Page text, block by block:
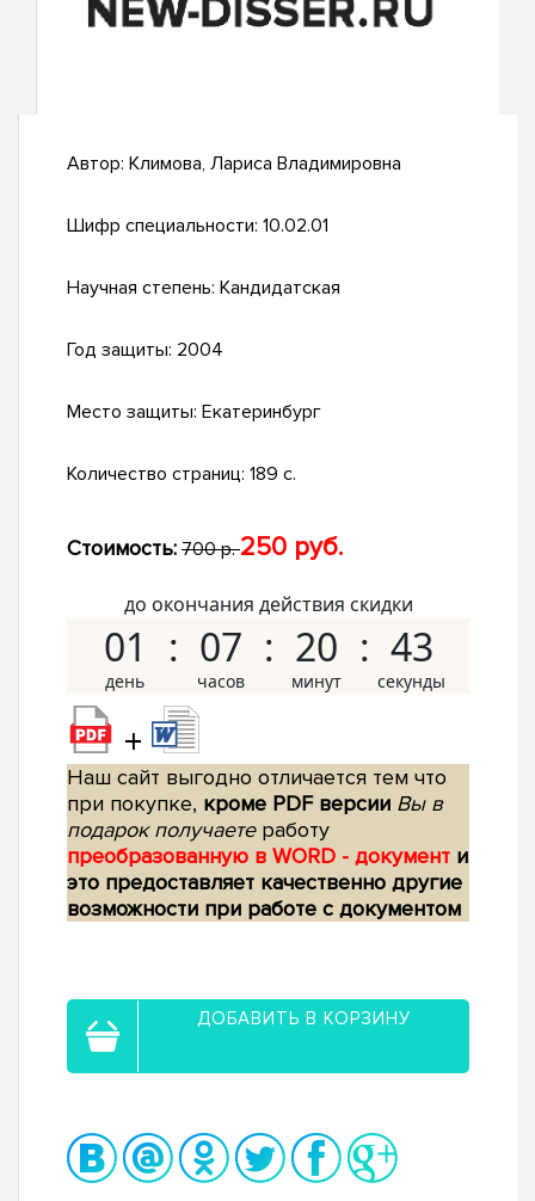
Автор: Климова, Лариса Владимировна
Шифр специальности: 10.02.01
Научная степень: Кандидатская
Год защиты: 2004
Место защиты: Екатеринбург
Количество страниц: 189 с.
Стоимость: 700 р.250 руб.
до окончания действия скидки
01 07 20 42
+
Наш сайт выгодно отличается тем что
при покупке, кроме PDF версии Вы в
подарок получаетеработу
преобразованную в WORD - документ и
это предоставляет качественно другие
возможности при работе с документом
ДОБАВИТЬ В КОРЗИНУ